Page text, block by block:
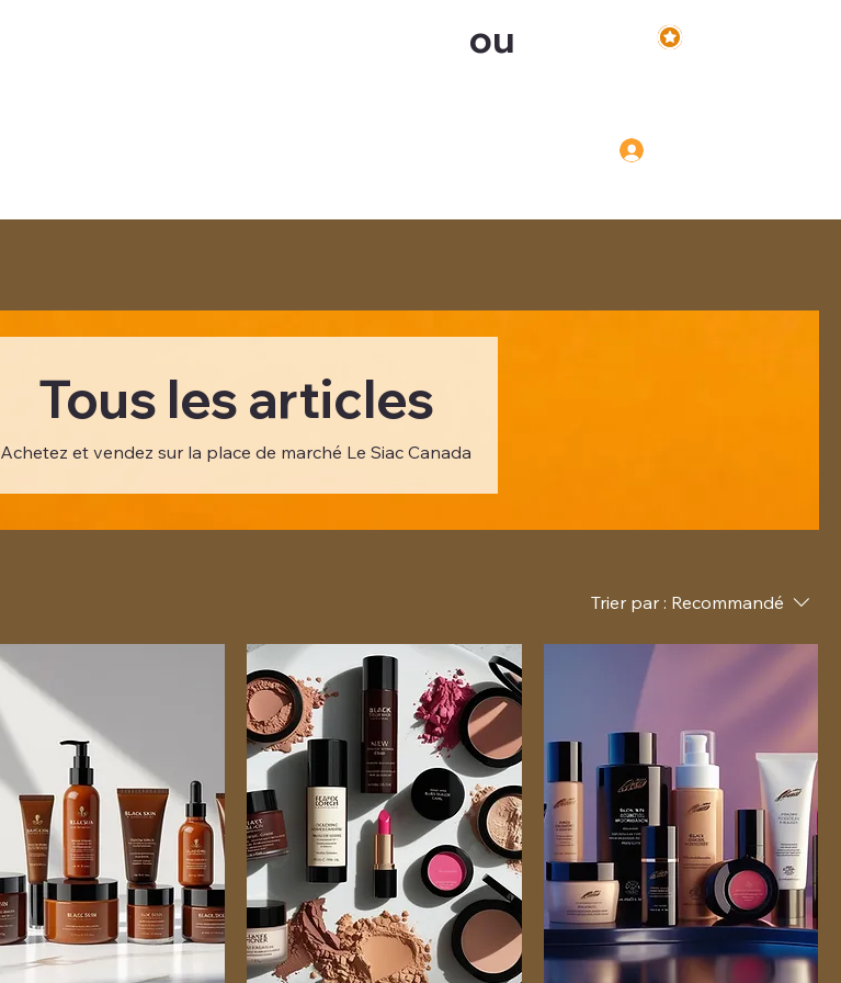
ou
Tous les articles
Achetez et vendez sur la place de marché Le Siac Canada
Trier par : Recommandé